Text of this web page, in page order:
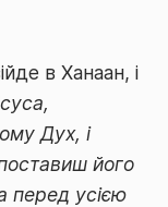
в Ханаан, і
Дух, і
його
перед усією